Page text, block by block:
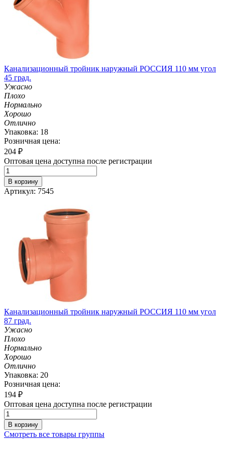
Канализационный тройник наружный РОССИЯ 110 мм угол
45 град.
Ужасно
Плохо
Нормально
Хорошо
Отлично
Упаковка: 18
Розничная цена:
204 ₽
Оптовая цена доступна после регистрации
В корзину
Артикул: 7545
Канализационный тройник наружный РОССИЯ 110 мм угол
87 град.
Ужасно
Плохо
Нормально
Хорошо
Отлично
Упаковка: 20
Розничная цена:
194 ₽
Оптовая цена доступна после регистрации
В корзину
Смотреть все товары группы